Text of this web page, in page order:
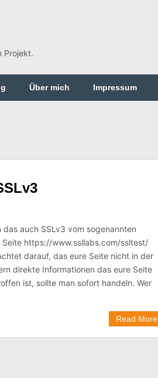
Projekt.
Über mich Impressum
auch SSLv3 vom sogenannten
https://www.ssllabs.com/ssltest/
darauf, das eure Seite nicht in der
direkte Informationen das eure Seite
ist, sollte man sofort handeln. Wer
Read More